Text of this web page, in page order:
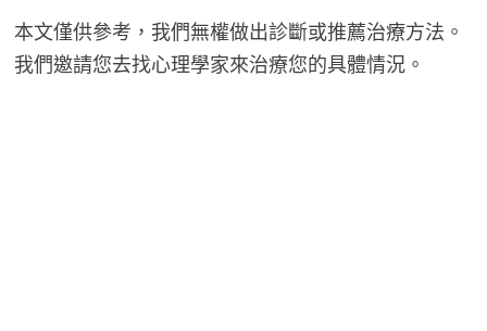
本文僅供參考，我們無權做出診斷或推薦治療方法。
我們邀請您去找心理學家來治療您的具體情況。